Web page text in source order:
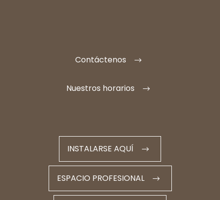
Contáctenos
Nuestros horarios
INSTALARSE AQUÍ
ESPACIO PROFESIONAL